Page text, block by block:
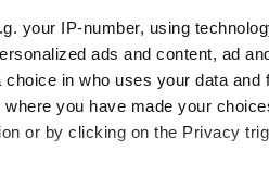
your IP-number, using
ads and content, ad
in who uses your data and
you have made your
or by clicking on the Privacy
fort. Le chemin est assez
de notre visite en août,
monde, avec des allées et
l'original